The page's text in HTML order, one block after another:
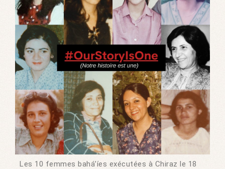
Les 10 femmes bahá’íes exécutées à Chiraz le 18